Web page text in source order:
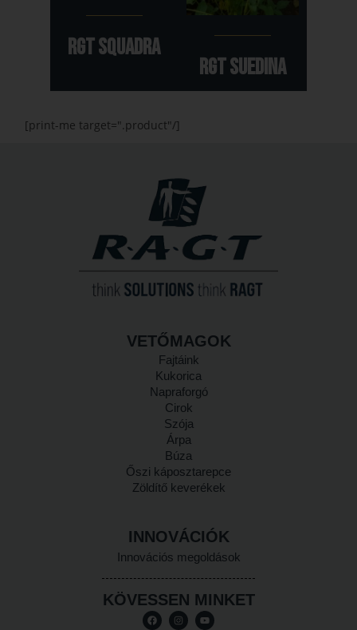
RGT SQUADRA
RGT SUEDINA
[print-me target=".product"/]
VETŐMAGOK
Fajtáink
Kukorica
Napraforgó
Cirok
Szója
Árpa
Búza
Őszi káposztarepce
Zöldítő keverékek
INNOVÁCIÓK
Innovációs megoldások
KÖVESSEN MINKET